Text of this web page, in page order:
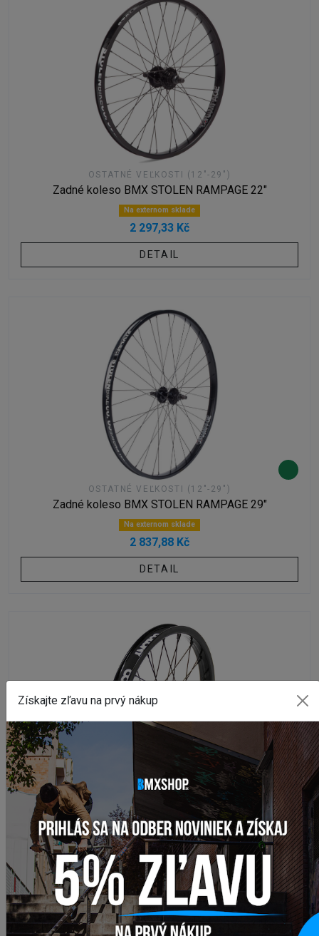
OSTATNÉ VEĽKOSTI (12"-29")
Zadné koleso BMX STOLEN RAMPAGE 22"
Na externom sklade
2 297,33 Kč
DETAIL
OSTATNÉ VEĽKOSTI (12"-29")
Zadné koleso BMX STOLEN RAMPAGE 29"
Na externom sklade
2 837,88 Kč
DETAIL
OSTATNÉ VEĽKOSTI (12"-29")
Zadné koleso BMX COLONY PINTOUR X WASP 18"
Na externom sklade
4 323,16 Kč
DETAIL
Získajte zľavu na prvý nákup